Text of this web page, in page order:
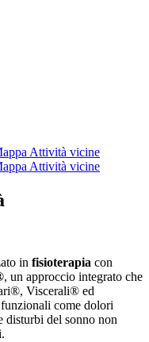
Attività vicine
Attività vicine
in fisioterapia con
, un approccio integrato che
Viscerali® ed
come dolori
disturbi del sonno non